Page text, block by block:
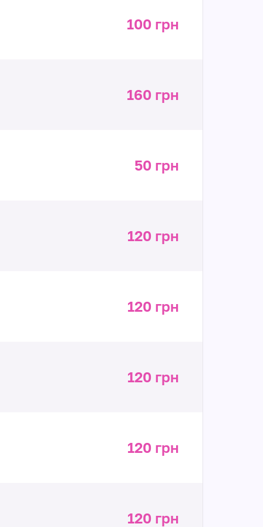
100 грн
160 грн
50 грн
120 грн
120 грн
120 грн
120 грн
120 грн